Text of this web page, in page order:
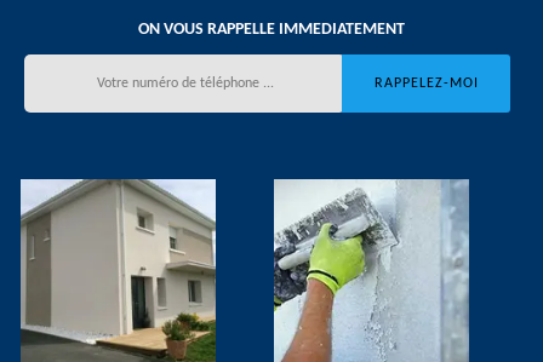
ON VOUS RAPPELLE IMMEDIATEMENT